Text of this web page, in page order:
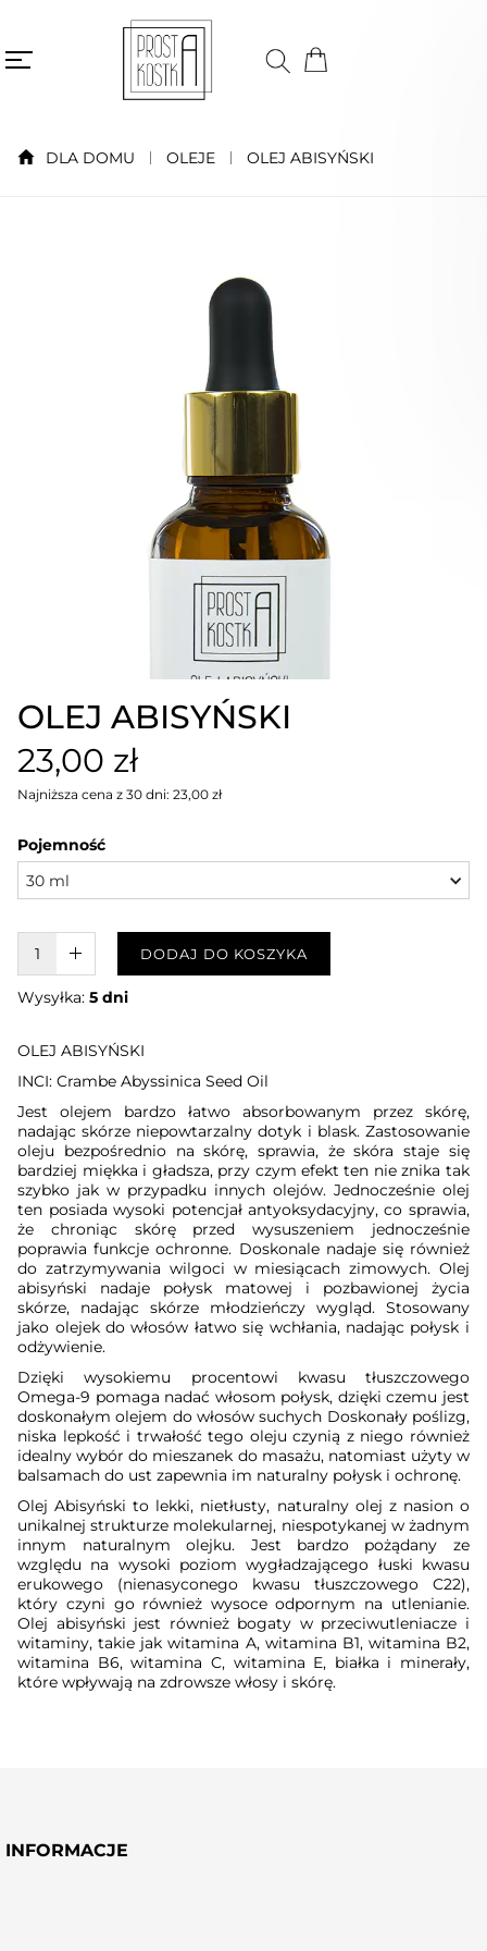
DLA DOMU OLEJE OLEJ ABISYŃSKI
OLEJ ABISYŃSKI
23,00 zł
Najniższa cena z 30 dni: 23,00 zł
Pojemność
30 ml
W KOSZYKU :)DODAJ DO KOSZYKA
Wysyłka:5 dni
OLEJ ABISYŃSKI
INCI: Crambe Abyssinica Seed Oil
Jest olejem bardzo łatwo absorbowanym przez skórę,
nadając skórze niepowtarzalny dotyk i blask. Zastosowanie
oleju bezpośrednio na skórę, sprawia, że skóra staje się
bardziej miękka i gładsza, przy czym efekt ten nie znika tak
szybko jak w przypadku innych olejów. Jednocześnie olej
ten posiada wysoki potencjał antyoksydacyjny, co sprawia,
że chroniąc skórę przed wysuszeniem jednocześnie
poprawia funkcje ochronne. Doskonale nadaje się również
do zatrzymywania wilgoci w miesiącach zimowych. Olej
abisyński nadaje połysk matowej i pozbawionej życia
skórze, nadając skórze młodzieńczy wygląd. Stosowany
jako olejek do włosów łatwo się wchłania, nadając połysk i
odżywienie.
Dzięki wysokiemu procentowi kwasu tłuszczowego
Omega-9 pomaga nadać włosom połysk, dzięki czemu jest
doskonałym olejem do włosów suchych Doskonały poślizg,
niska lepkość i trwałość tego oleju czynią z niego również
idealny wybór do mieszanek do masażu, natomiast użyty w
balsamach do ust zapewnia im naturalny połysk i ochronę.
Olej Abisyński to lekki, nietłusty, naturalny olej z nasion o
unikalnej strukturze molekularnej, niespotykanej w żadnym
innym naturalnym olejku. Jest bardzo pożądany ze
względu na wysoki poziom wygładzającego łuski kwasu
erukowego (nienasyconego kwasu tłuszczowego C22),
który czyni go również wysoce odpornym na utlenianie.
Olej abisyński jest również bogaty w przeciwutleniacze i
witaminy, takie jak witamina A, witamina B1, witamina B2,
witamina B6, witamina C, witamina E, białka i minerały,
które wpływają na zdrowsze włosy i skórę.
INFORMACJE